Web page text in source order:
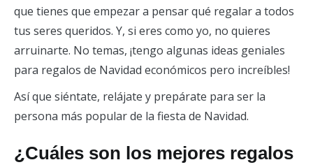
que tienes que empezar a pensar qué regalar a todos
tus seres queridos. Y, si eres como yo, no quieres
arruinarte. No temas, ¡tengo algunas ideas geniales
para regalos de Navidad económicos pero increíbles!
Así que siéntate, relájate y prepárate para ser la
persona más popular de la fiesta de Navidad.
¿Cuáles son los mejores regalos